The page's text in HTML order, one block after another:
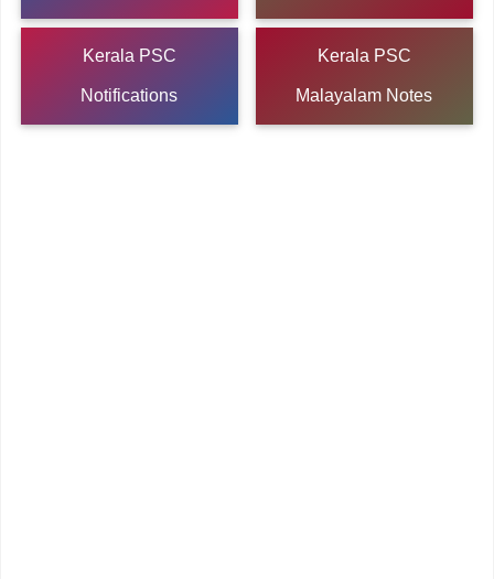
Kerala PSC
Notifications
Kerala PSC
Malayalam Notes